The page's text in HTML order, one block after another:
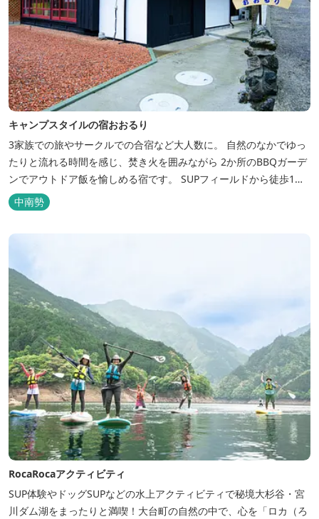
キャンプスタイルの宿おおるり
3家族での旅やサークルでの合宿など大人数に。 自然のなかでゆっ
たりと流れる時間を感じ、焚き火を囲みながら 2か所のBBQガーデ
ンでアウトドア飯を愉しめる宿です。 SUPフィールドから徒歩1
分。絶景に囲まれた水上アクティビティも満喫したい方へ。
中南勢
RocaRocaアクティビティ
SUP体験やドッグSUPなどの水上アクティビティで秘境大杉谷・宮
川ダム湖をまったりと満喫！大台町の自然の中で、心を「ロカ（ろ